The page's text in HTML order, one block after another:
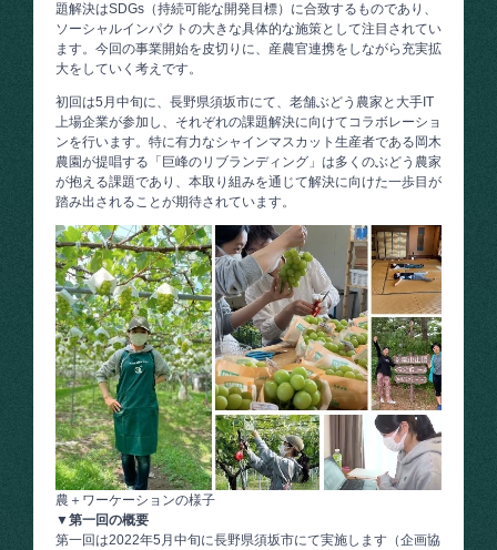
題解決はSDGs（持続可能な開発目標）に合致するものであり、
ソーシャルインパクトの大きな具体的な施策として注目されてい
ます。今回の事業開始を皮切りに、産農官連携をしながら充実拡
大をしていく考えです。
初回は5月中旬に、長野県須坂市にて、老舗ぶどう農家と大手IT
上場企業が参加し、それぞれの課題解決に向けてコラボレーショ
ンを行います。特に有力なシャインマスカット生産者である岡木
農園が提唱する「巨峰のリブランディング」は多くのぶどう農家
が抱える課題であり、本取り組みを通じて解決に向けた一歩目が
踏み出されることが期待されています。
農＋ワーケーションの様子
▼第一回の概要
第一回は2022年5月中旬に長野県須坂市にて実施します（企画協